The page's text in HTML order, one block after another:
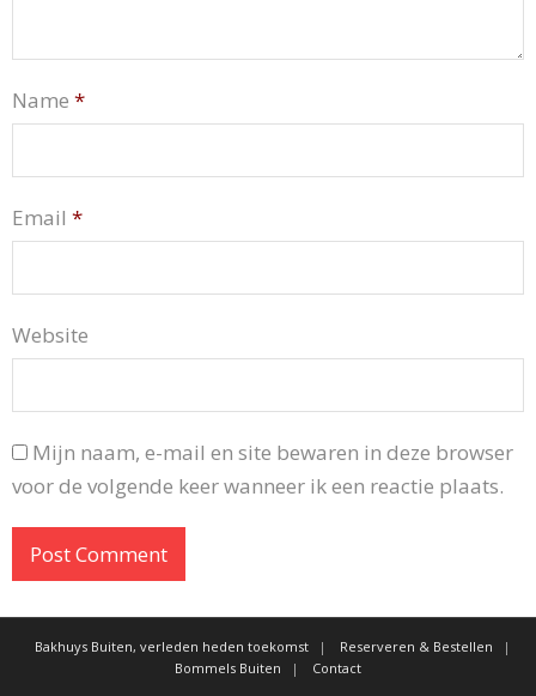
Name *
Email *
Website
Mijn naam, e-mail en site bewaren in deze browser
voor de volgende keer wanneer ik een reactie plaats.
Bakhuys Buiten, verleden heden toekomst
Reserveren & Bestellen
Bommels Buiten
Contact